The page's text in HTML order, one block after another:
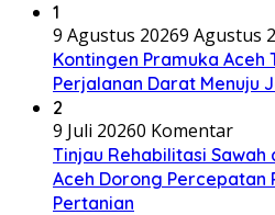
1
9 Agustus 20269 Agustus
Kontingen Pramuka Aceh
Perjalanan Darat Menuju
2
9 Juli 20260 Komentar
Tinjau Rehabilitasi Sawah
Aceh Dorong Percepatan
Pertanian